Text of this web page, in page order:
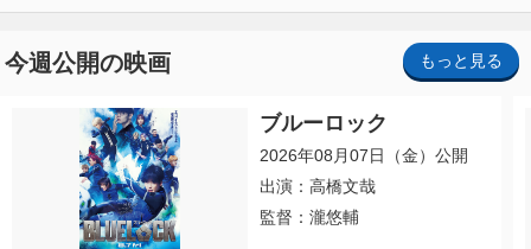
今週公開の映画 もっと見る
ブルーロック
2026年08月07日（金）公開
出演：高橋文哉
監督：瀧悠輔